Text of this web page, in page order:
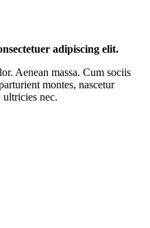
adipiscing elit.
Aenean massa. Cum sociis
montes, nascetur
nec.